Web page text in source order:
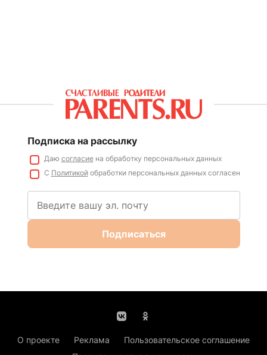
Подписка на рассылку
Даю согласиена обработку персональных данных
С Политикойобработки персональных данных согласен
Подписаться
О проекте Реклама
Пользовательское соглашение